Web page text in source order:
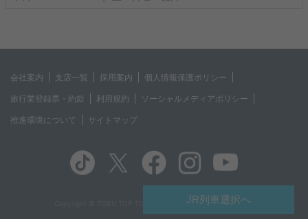
JR列車選択へ
会社案内 支店一覧 採用案内 個人情報保護ポリシー
旅行業登録票・約款 利用規約 ソーシャルメディアポリシー
推進環境について サイトマップ
Copyright © TOBU TOP TOURS CO.,LTD. All Rights Reserved.